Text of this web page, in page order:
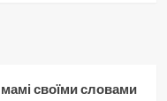
своїми словами